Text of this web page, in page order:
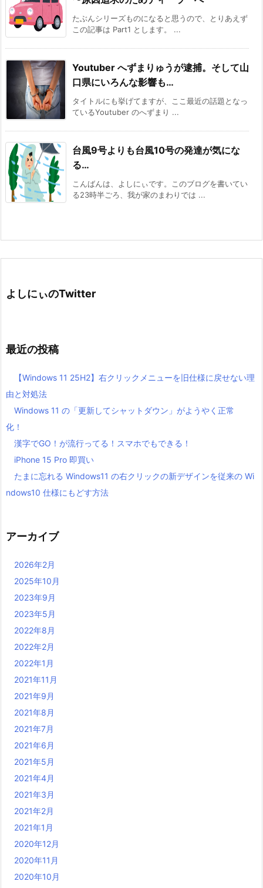
たぶんシリーズものになると思うので、とりあえず
この記事は Part1 とします。 ...
Youtuber へずまりゅうが逮捕。そして山
口県にいろんな影響も…
タイトルにも挙げてますが、ここ最近の話題となっ
ているYoutuber のへずまり ...
台風9号よりも台風10号の発達が気にな
る…
こんばんは、よしにぃです。このブログを書いてい
る23時半ごろ、我が家のまわりでは ...
よしにぃのTwitter
最近の投稿
【Windows 11 25H2】右クリックメニューを旧仕様に戻せない理
由と対処法
Windows 11 の「更新してシャットダウン」がようやく正常
化！
漢字でGO！が流行ってる！スマホでもできる！
iPhone 15 Pro 即買い
たまに忘れる Windows11 の右クリックの新デザインを従来の Wi
ndows10 仕様にもどす方法
アーカイブ
2026年2月
2025年10月
2023年9月
2023年5月
2022年8月
2022年2月
2022年1月
2021年11月
2021年9月
2021年8月
2021年7月
2021年6月
2021年5月
2021年4月
2021年3月
2021年2月
2021年1月
2020年12月
2020年11月
2020年10月